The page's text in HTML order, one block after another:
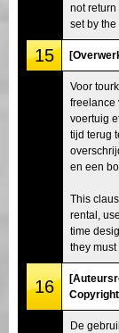
not return
set by the
15
Voor
freelance
voertuig
tijd terug
en een
This
rental,
time
they must
16
De